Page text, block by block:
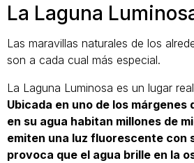
La Laguna
Las maravillas naturales de los
son a cada cual más especial.
La Laguna Luminosa es un lugar
Ubicada en uno de los márgenes
en su agua habitan millones de
emiten una luz fluorescente con
provoca que el agua brille en la